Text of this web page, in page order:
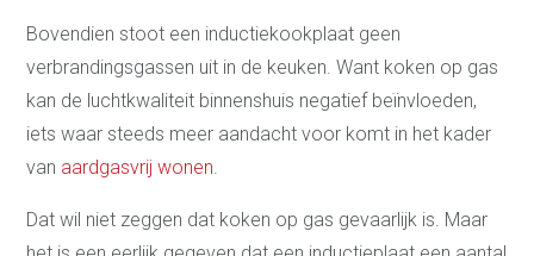
Keukens
Bovendien stoot een inductiekookplaat geen
verbrandingsgassen uit in de keuken. Want koken op gas
kan de luchtkwaliteit binnenshuis negatief beïnvloeden,
iets waar steeds meer aandacht voor komt in het kader
van aardgasvrij wonen.
Dat wil niet zeggen dat koken op gas gevaarlijk is. Maar